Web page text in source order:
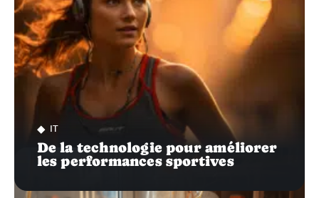
IT
De la technologie pour améliorer
les performances sportives